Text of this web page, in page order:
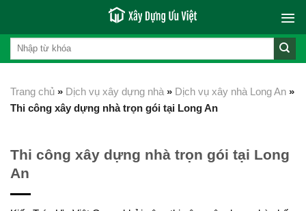
content
Trang chủ » Dịch vụ xây dựng nhà » Dịch vụ xây nhà Long An »
Thi công xây dựng nhà trọn gói tại Long An
Thi công xây dựng nhà trọn gói tại Long
An